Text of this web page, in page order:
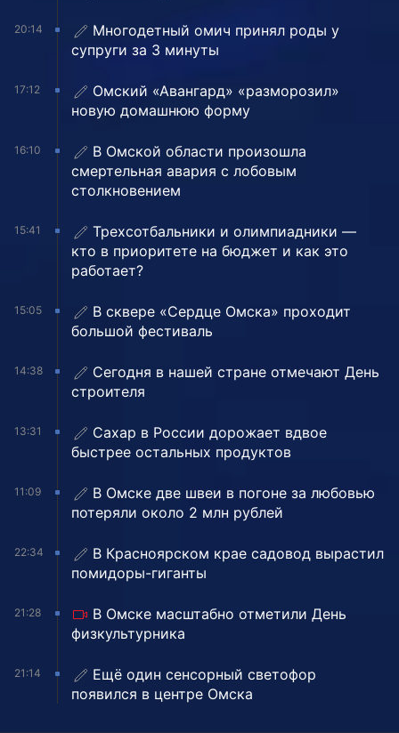
20:14
Многодетный омич принял роды у
супруги за 3 минуты
17:12
Омский «Авангард» «разморозил»
новую домашнюю форму
16:10
В Омской области произошла
смертельная авария с лобовым
столкновением
15:41
Трехсотбальники и олимпиадники —
кто в приоритете на бюджет и как это
работает?
15:05
В сквере «Сердце Омска» проходит
большой фестиваль
14:38
Сегодня в нашей стране отмечают День
строителя
13:31
Сахар в России дорожает вдвое
быстрее остальных продуктов
11:09
В Омске две швеи в погоне за любовью
потеряли около 2 млн рублей
22:34
В Красноярском крае садовод вырастил
помидоры-гиганты
21:28
В Омске масштабно отметили День
физкультурника
21:14
Ещё один сенсорный светофор
появился в центре Омска